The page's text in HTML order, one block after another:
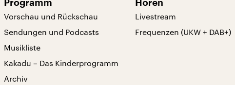
Programm
Vorschau und Rückschau
Sendungen und Podcasts
Musikliste
Kakadu – Das Kinderprogramm
Archiv
Hören
Livestream
Frequenzen (UKW + DAB+)